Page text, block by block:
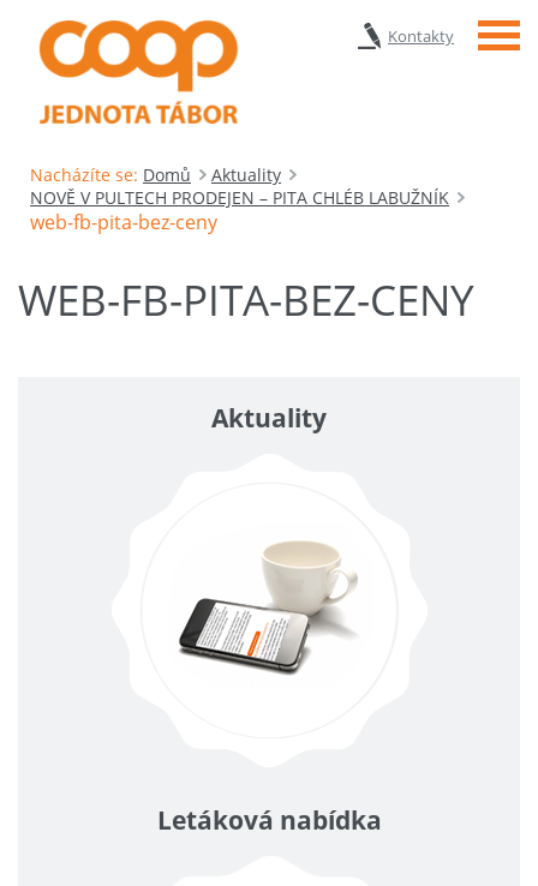
Kontakty Menu
Nacházíte se: Domů
Aktuality
NOVĚ V PULTECH PRODEJEN – PITA CHLÉB LABUŽNÍK
web-fb-pita-bez-ceny
WEB-FB-PITA-BEZ-CENY
Aktuality
Letáková nabídka